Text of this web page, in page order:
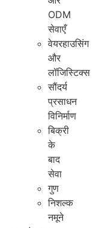
ODM
सेवाएँ
वेयरहाउसिंग
और
लॉजिस्टिक्स
सौंदर्य
प्रसाधन
विनिर्माण
बिक्री
के
बाद
सेवा
गुण
निशल्क
नमूने